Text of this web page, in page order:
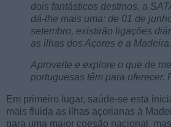
dois fantásticos destinos, a
dá-lhe mais uma: de 01 de
setembro, existirão ligações
as ilhas dos Açores e a Madeira.
Aproveite e explore o que de
portuguesas têm para oferecer.
Em primeiro lugar, saúde-se esta
mais fluida as ilhas açorianas à
para uma maior coesão nacional,